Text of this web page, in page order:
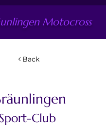
Motocross
Back
Club